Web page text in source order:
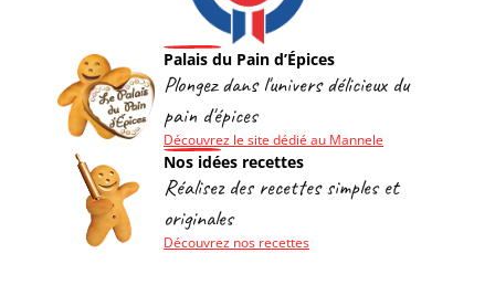
Palais du Pain d’Épices
Plongez dans l'univers délicieux du
pain d'épices
Découvrez le site dédié au Mannele
Nos idées recettes
Réalisez des recettes simples et
originales
Découvrez nos recettes